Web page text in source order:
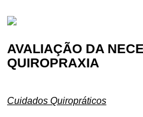
AVALIAÇÃO DA
QUIROPRAXIA
Cuidados Quiropráticos